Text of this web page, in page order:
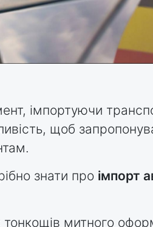
імпортуючи
щоб
знати про імпорт
тонкощів митного